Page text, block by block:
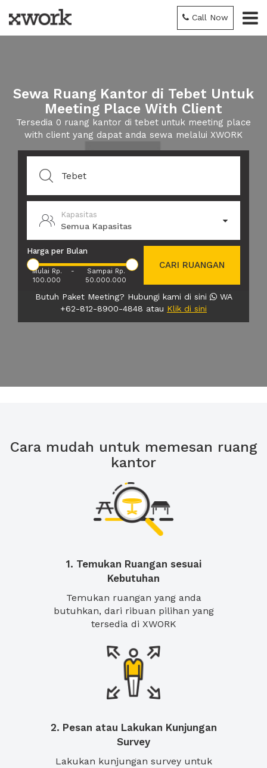
Call Now
Sewa Ruang Kantor di Tebet Untuk
Meeting Place With Client
Tersedia 0 ruang kantor di tebet untuk meeting place
with client yang dapat anda sewa melalui XWORK
Kapasitas
Semua Kapasitas
Harga per Bulan
Mulai Rp.
100.000
-
Sampai Rp.
50.000.000
CARI RUANGAN
Butuh Paket Meeting? Hubungi kami di sini
WA
+62-812-8900-4848 atau Klik di sini
Cara mudah untuk memesan ruang
kantor
1. Temukan Ruangan sesuai
Kebutuhan
Temukan ruangan yang anda
butuhkan, dari ribuan pilihan yang
tersedia di XWORK
2. Pesan atau Lakukan Kunjungan
Survey
Lakukan kunjungan survey untuk